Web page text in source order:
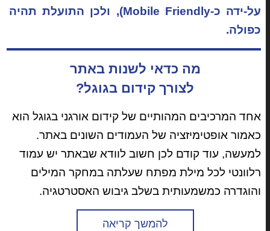
על-ידה כ-Mobile Friendly), ולכן התועלת תהיה
כפולה.
מה כדאי לשנות באתר
לצורך קידום בגוגל?
אחד המרכיבים המהותיים של קידום אורגני בגוגל הוא
כאמור אופטימיזציה של העמודים השונים באתר.
למעשה, עוד קודם לכן חשוב לוודא שבאתר יש עמוד
רלוונטי לכל מילת מפתח שעלתה במחקר המילים
והוגדרה כמשמעותית בשלב גיבוש האסטרטגיה.
להמשך קריאה